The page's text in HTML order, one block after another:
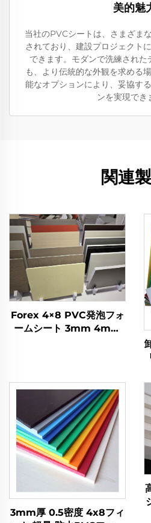
美的魅
当社のPVCシートは、さまざま
されており、建設プロジェクト
できます。モダンで洗練され
も、より伝統的な外観を求める
能なオプションにより、妥協す
ンを実現でき
関連
Forex 4×8 PVC発泡フォ
ームシート 3mm 4mm
3mm厚 0.5密度 4x8フィ